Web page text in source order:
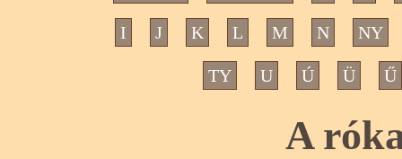
I J K L M N NY
TY U Ú Ü Ű
A